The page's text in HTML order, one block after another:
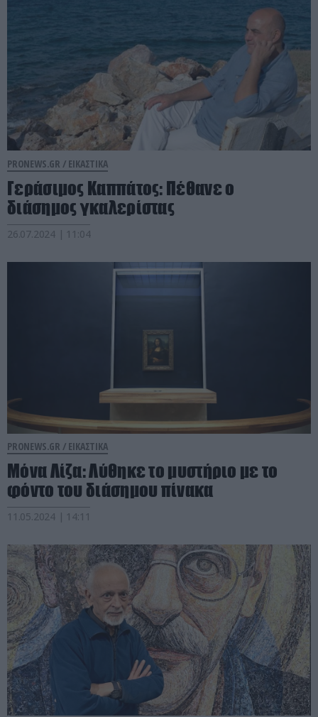
PRONEWS.GR / ΕΙΚΑΣΤΙΚΑ
Γεράσιμος Καππάτος: Πέθανε ο
διάσημος γκαλερίστας
26.07.2024 | 11:04
PRONEWS.GR / ΕΙΚΑΣΤΙΚΑ
Μόνα Λίζα: Λύθηκε το μυστήριο με το
φόντο του διάσημου πίνακα
11.05.2024 | 14:11